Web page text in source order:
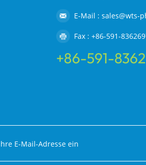
E-Mail : sales@wts-
Fax : +86-591-
+86-591-